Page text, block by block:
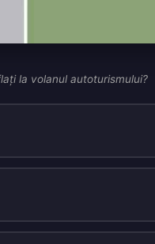
la volanul autoturismului?